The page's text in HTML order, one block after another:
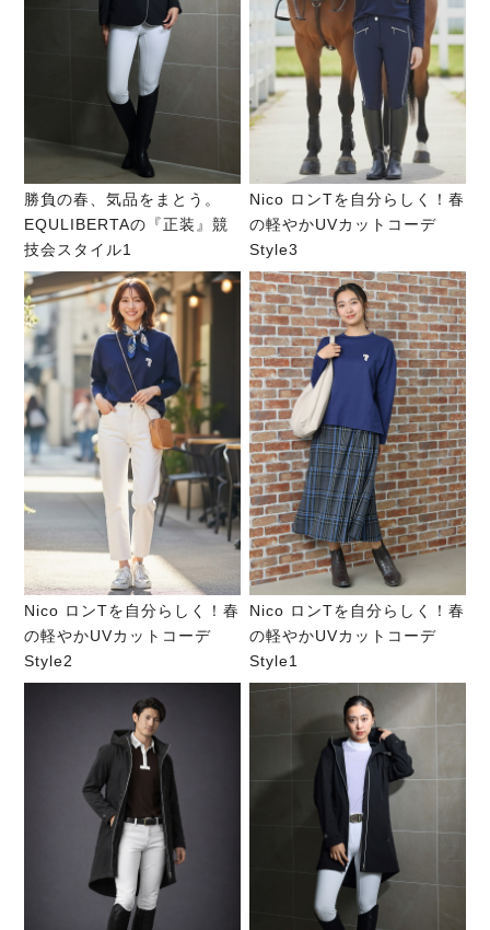
勝負の春、気品をまとう。
EQULIBERTAの『正装』競
技会スタイル1
Nico ロンTを自分らしく！春
の軽やかUVカットコーデ
Style3
Nico ロンTを自分らしく！春
の軽やかUVカットコーデ
Style2
Nico ロンTを自分らしく！春
の軽やかUVカットコーデ
Style1